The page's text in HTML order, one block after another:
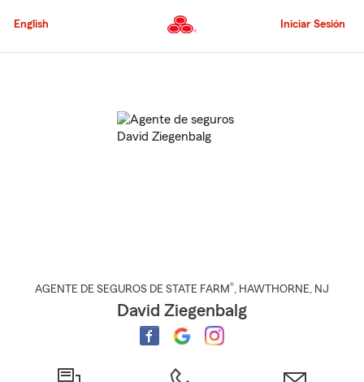
al
principal
English Iniciar Sesión
AGENTE DE SEGUROS DE STATE FARM®, HAWTHORNE, NJ
David Ziegenbalg